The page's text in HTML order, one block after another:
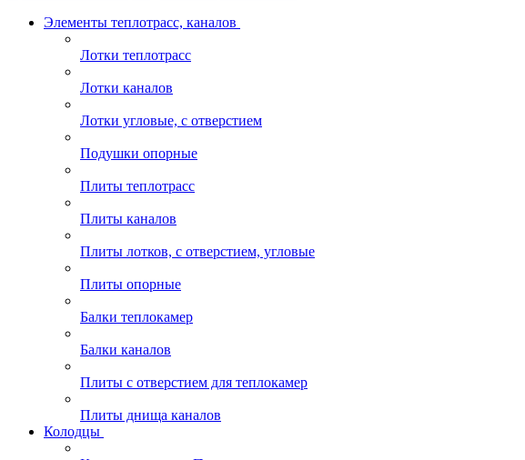
Элементы теплотрасс, каналов
Лотки теплотрасс
Лотки каналов
Лотки угловые, с отверстием
Подушки опорные
Плиты теплотрасс
Плиты каналов
Плиты лотков, с отверстием, угловые
Плиты опорные
Балки теплокамер
Балки каналов
Плиты с отверстием для теплокамер
Плиты днища каналов
Колодцы